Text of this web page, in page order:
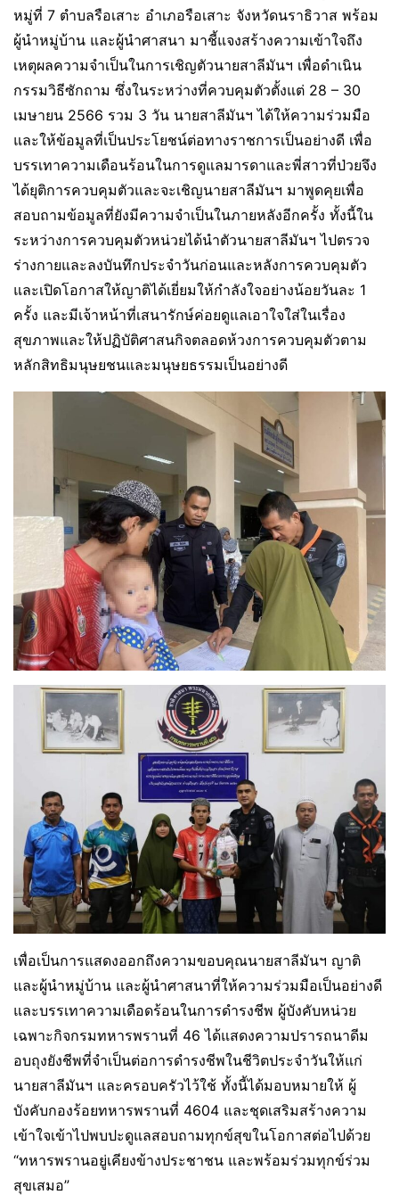
หมู่ที่ 7 ตำบลรือเสาะ อำเภอรือเสาะ จังหวัดนราธิวาส พร้อม
ผู้นำหมู่บ้าน และผู้นำศาสนา มาชี้แจงสร้างความเข้าใจถึง
เหตุผลความจำเป็นในการเชิญตัวนายสาลีมันฯ เพื่อดำเนิน
กรรมวิธีซักถาม ซึ่งในระหว่างที่ควบคุมตัวตั้งแต่ 28 – 30
เมษายน 2566 รวม 3 วัน นายสาลีมันฯ ได้ให้ความร่วมมือ
และให้ข้อมูลที่เป็นประโยชน์ต่อทางราชการเป็นอย่างดี เพื่อ
บรรเทาความเดือนร้อนในการดูแลมารดาและพี่สาวที่ป่วยจึง
ได้ยุติการควบคุมตัวและจะเชิญนายสาลีมันฯ มาพูดคุยเพื่อ
สอบถามข้อมูลที่ยังมีความจำเป็นในภายหลังอีกครั้ง ทั้งนี้ใน
ระหว่างการควบคุมตัวหน่วยได้นำตัวนายสาลีมันฯ ไปตรวจ
ร่างกายและลงบันทึกประจำวันก่อนและหลังการควบคุมตัว
และเปิดโอกาสให้ญาติได้เยี่ยมให้กำลังใจอย่างน้อยวันละ 1
ครั้ง และมีเจ้าหน้าที่เสนารักษ์ค่อยดูแลเอาใจใส่ในเรื่อง
สุขภาพและให้ปฏิบัติศาสนกิจตลอดห้วงการควบคุมตัวตาม
หลักสิทธิมนุษยชนและมนุษยธรรมเป็นอย่างดี
เพื่อเป็นการแสดงออกถึงความขอบคุณนายสาลีมันฯ ญาติ
และผู้นำหมู่บ้าน และผู้นำศาสนาที่ให้ความร่วมมือเป็นอย่างดี
และบรรเทาความเดือดร้อนในการดำรงชีพ ผู้บังคับหน่วย
เฉพาะกิจกรมทหารพรานที่ 46 ได้แสดงความปรารถนาดีม
อบถุงยังชีพที่จำเป็นต่อการดำรงชีพในชีวิตประจำวันให้แก่
นายสาลีมันฯ และครอบครัวไว้ใช้ ทั้งนี้ได้มอบหมายให้ ผู้
บังคับกองร้อยทหารพรานที่ 4604 และชุดเสริมสร้างความ
เข้าใจเข้าไปพบปะดูแลสอบถามทุกข์สุขในโอกาสต่อไปด้วย
“ทหารพรานอยู่เคียงข้างประชาชน และพร้อมร่วมทุกข์ร่วม
สุขเสมอ”